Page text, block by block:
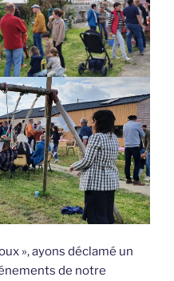
», ayons déclamé un
de notre